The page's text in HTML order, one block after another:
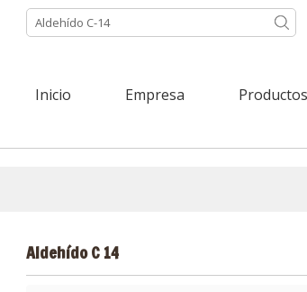
Inicio Empresa Productos
Aldehído C 14